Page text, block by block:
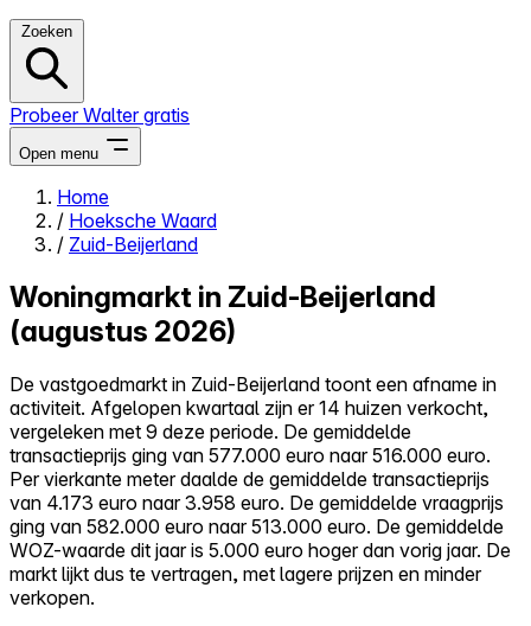
Zoeken
Probeer Walter gratis
Open menu
Close menu
Alles-in-één
Reviews
Prijzen
Log in
Probeer Walter gratis
Home
/ Hoeksche Waard
/ Zuid-Beijerland
Woningmarkt in Zuid-Beijerland
(augustus 2026)
De vastgoedmarkt in Zuid-Beijerland toont een afname in
activiteit. Afgelopen kwartaal zijn er 14 huizen verkocht,
vergeleken met 9 deze periode. De gemiddelde
transactieprijs ging van 577.000 euro naar 516.000 euro.
Per vierkante meter daalde de gemiddelde transactieprijs
van 4.173 euro naar 3.958 euro. De gemiddelde vraagprijs
ging van 582.000 euro naar 513.000 euro. De gemiddelde
WOZ-waarde dit jaar is 5.000 euro hoger dan vorig jaar. De
markt lijkt dus te vertragen, met lagere prijzen en minder
verkopen.